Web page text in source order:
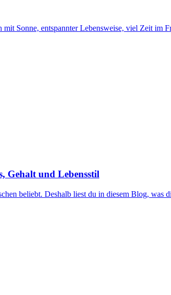
Sonne, entspannter Lebensweise, viel Zeit im
Gehalt und Lebensstil
beliebt. Deshalb liest du in diesem Blog, was